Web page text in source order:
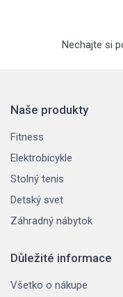
Nechajte si
Naše produkty
Fitness
Elektrobicykle
Stolný tenis
Detský svet
Záhradný nábytok
Důležité informace
Všetko o nákupe